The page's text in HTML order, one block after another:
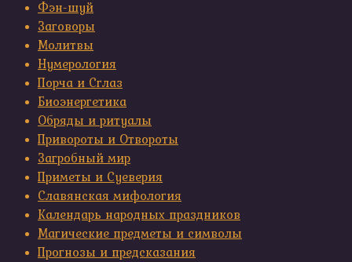
Фэн-шуй
Заговоры
Молитвы
Нумерология
Порча и Сглаз
Биоэнергетика
Обряды и ритуалы
Привороты и Отвороты
Загробный мир
Приметы и Суеверия
Славянская мифология
Календарь народных праздников
Магические предметы и символы
Прогнозы и предсказания